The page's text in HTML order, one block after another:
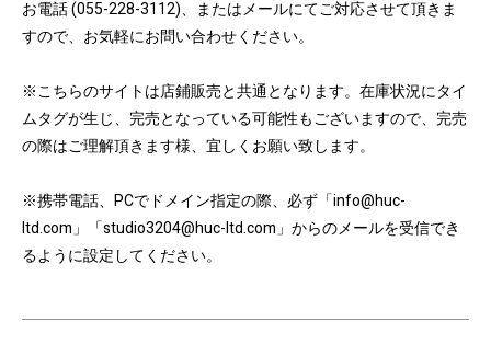
お電話 (055-228-3112)、またはメールにてご対応させて頂きま
すので、お気軽にお問い合わせください。
※こちらのサイトは店鋪販売と共通となります。在庫状況にタイ
ムタグが生じ、完売となっている可能性もございますので、完売
の際はご理解頂きます様、宜しくお願い致します。
※携帯電話、PCでドメイン指定の際、必ず「info@huc-
ltd.com」「studio3204@huc-ltd.com」からのメールを受信でき
るように設定してください。